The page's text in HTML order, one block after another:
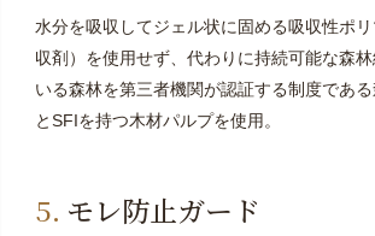
水分を吸収してジェル状に固める吸収性ポ
収剤）を使用せず、代わりに持続可能な森
いる森林を第三者機関が認証する制度であ
とSFIを持つ木材パルプを使用。
モレ防止ガード